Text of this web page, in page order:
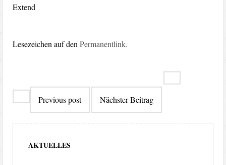
Extend
Lesezeichen auf denPermanentlink.
Previous post Nächster Beitrag
AKTUELLES